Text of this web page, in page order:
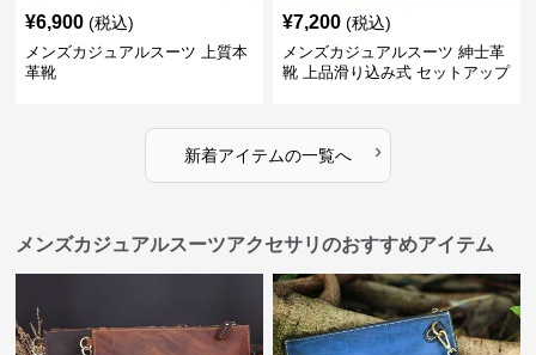
¥6,900 (税込)
メンズカジュアルスーツ 上質本
革靴
¥7,200 (税込)
メンズカジュアルスーツ 紳士革
靴 上品滑り込み式 セットアップ
新着アイテムの一覧へ ›
メンズカジュアルスーツアクセサリのおすすめアイテム